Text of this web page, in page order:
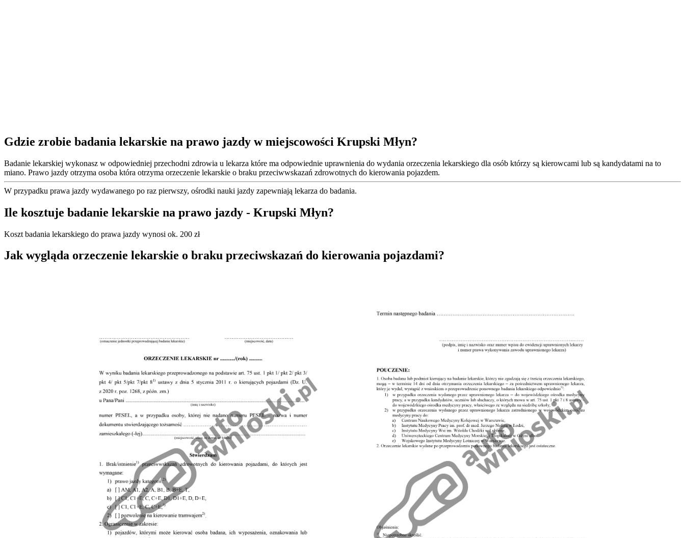
Gdzie zrobie badania lekarskie na prawo jazdy w miejscowości Krupski Młyn?
Badanie lekarskiej wykonasz w odpowiedniej przechodni zdrowia u lekarza które ma odpowiednie uprawnienia do wydania orzeczenia lekarskiego dla osób którzy są kierowcami lub są kandydatami na to
miano. Prawo jazdy otrzyma osoba która otrzyma orzeczenie lekarskie o braku przeciwwskazań zdrowotnych do kierowania pojazdem.
W przypadku prawa jazdy wydawanego po raz pierwszy, ośrodki nauki jazdy zapewniają lekarza do badania.
Ile kosztuje badanie lekarskie na prawo jazdy - Krupski Młyn?
Koszt badania lekarskiego do prawa jazdy wynosi ok. 200 zł
Jak wygląda orzeczenie lekarskie o braku przeciwskazań do kierowania pojazdami?